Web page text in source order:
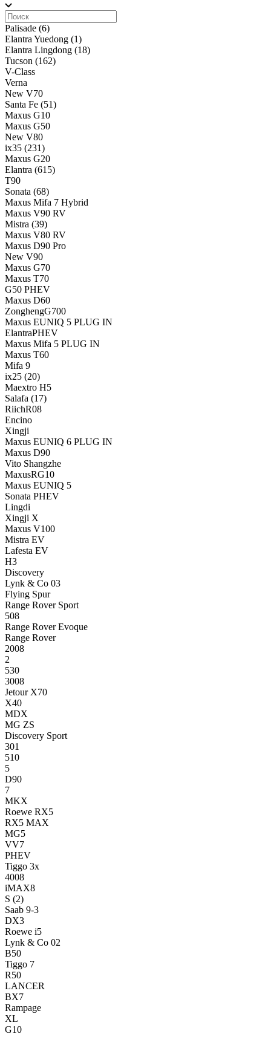
Palisade (6)
Elantra Yuedong (1)
Elantra Lingdong (18)
Tucson (162)
V-Class
Verna
New V70
Santa Fe (51)
Maxus G10
Maxus G50
New V80
ix35 (231)
Maxus G20
Elantra (615)
T90
Sonata (68)
Maxus Mifa 7 Hybrid
Maxus V90 RV
Mistra (39)
Maxus V80 RV
Maxus D90 Pro
New V90
Maxus G70
Maxus T70
G50 PHEV
Maxus D60
ZonghengG700
Maxus EUNIQ 5 PLUG IN
ElantraPHEV
Maxus Mifa 5 PLUG IN
Maxus T60
Mifa 9
ix25 (20)
Maextro H5
Salafa (17)
RiichR08
Encino
Xingji
Maxus EUNIQ 6 PLUG IN
Maxus D90
Vito Shangzhe
MaxusRG10
Maxus EUNIQ 5
Sonata PHEV
Lingdi
Xingji X
Maxus V100
Mistra EV
Lafesta EV
H3
Discovery
Lynk & Co 03
Flying Spur
Range Rover Sport
508
Range Rover Evoque
Range Rover
2008
2
530
3008
Jetour X70
X40
MDX
MG ZS
Discovery Sport
301
510
5
D90
7
MKX
Roewe RX5
RX5 MAX
MG5
VV7
PHEV
Tiggo 3x
4008
iMAX8
S (2)
Saab 9-3
DX3
Roewe i5
Lynk & Co 02
B50
Tiggo 7
R50
LANCER
BX7
Rampage
XL
G10